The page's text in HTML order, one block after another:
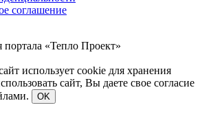
соглашение
«Тепло Проект»
использует cookie для хранения
сайт, Вы даете свое согласие
OK